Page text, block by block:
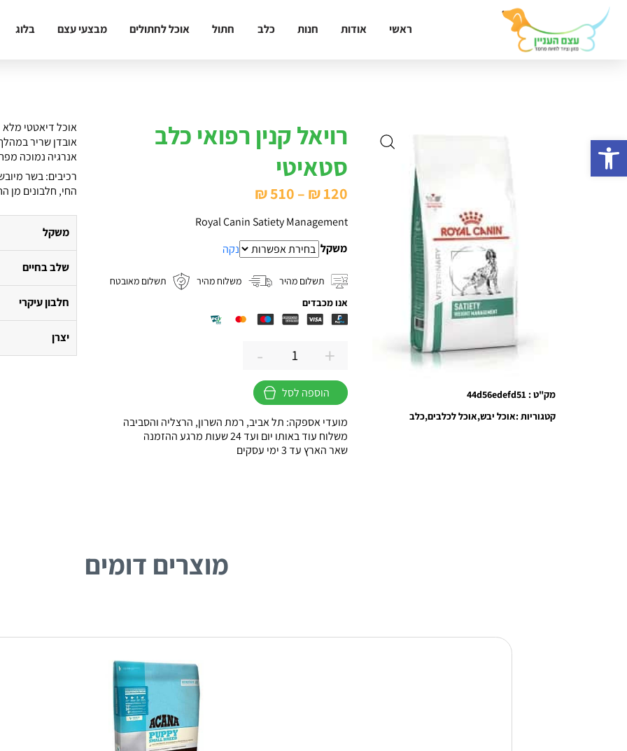
ראשי אודות חנות כלב חתול אוכל לחתולים מבצעי עצם בלוג
מק"ט : 44d56edefd51
קטגוריות :אוכל יבש אוכל לכלבים כלב
רויאל קנין רפואי כלב
סטאיטי
₪120
–
₪510
מחירים:
עד
⁦₪ 510⁩
Royal Canin Satiety Management
משקל
נקה
תשלום מהיר משלוח מהיר
תשלום מאובטח
אנו מכבדים
+כמות
של
רויאל
קנין
רפואי
כלב
-
הוספה לסל
מועדי אספקה: תל אביב, רמת השרון, הרצליה והסביבה
משלוח עוד באותו יום ועד 24 שעות מרגע ההזמנה
שאר הארץ עד 3 ימי עסקים
אוכל דיאטטי
אובדן שריר
אנרגיה נמוכה
רכיבים: בשר
החי, חלבונים מן
משקל
שלב בחיים
חלבון עיקרי
יצרן
מוצרים דומים
פתח סרגל נגישות